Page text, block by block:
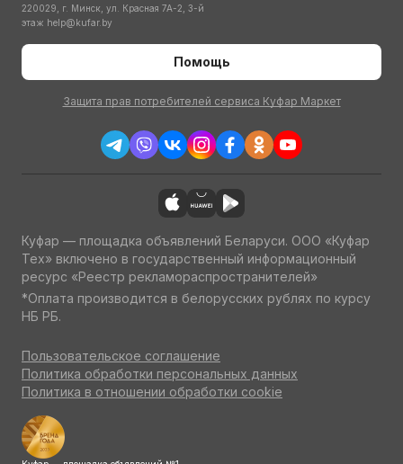
220029, г. Минск, ул. Красная 7А-2, 3-й
этаж help@kufar.by
Помощь
Защита прав потребителей сервиса Куфар Маркет
Куфар — площадка объявлений Беларуси. ООО «Куфар
Тех» включено в государственный информационный
ресурс «Реестр рекламораспространителей»
*Оплата производится в белорусских рублях по курсу
НБ РБ.
Пользовательское соглашение
Политика обработки персональных данных
Политика в отношении обработки cookie